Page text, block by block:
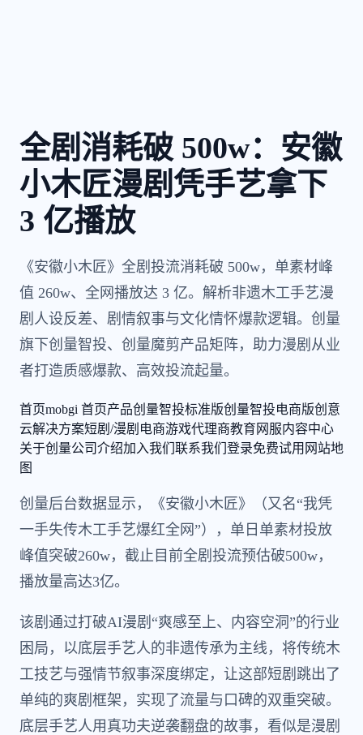
全剧消耗破 500w：安徽
小木匠漫剧凭手艺拿下
3 亿播放
《安徽小木匠》全剧投流消耗破 500w，单素材峰
值 260w、全网播放达 3 亿。解析非遗木工手艺漫
剧人设反差、剧情叙事与文化情怀爆款逻辑。创量
旗下创量智投、创量魔剪产品矩阵，助力漫剧从业
者打造质感爆款、高效投流起量。
首页mobgi 首页产品创量智投标准版创量智投电商版创意
云解决方案短剧/漫剧 电商游戏代理商教育 网服内容中心
关于创量公司介绍加入我们 联系我们 登录免费试用 网站地
图
创量后台数据显示，《安徽小木匠》（又名“我凭
一手失传木工手艺爆红全网”），单日单素材投放
峰值突破260w，截止目前全剧投流预估破500w，
播放量高达3亿。
该剧通过打破AI漫剧“爽感至上、内容空洞”的行业
困局，以底层手艺人的非遗传承为主线，将传统木
工技艺与强情节叙事深度绑定，让这部短剧跳出了
单纯的爽剧框架，实现了流量与口碑的双重突破。
底层手艺人用真功夫逆袭翻盘的故事，看似是漫剧